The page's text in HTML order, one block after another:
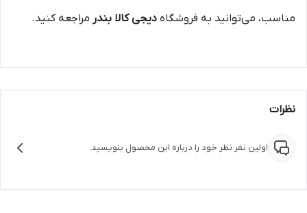
مناسب، می‌توانید به فروشگاه دیجی کالا بندر مراجعه کنید.
نظرات
اولین نفر نظر خود را درباره این محصول بنویسید.